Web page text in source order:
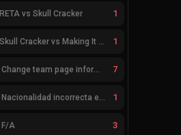
RETA vs Skull Cracker 1
Skull Cracker vs Making It Look Easy 1
Change team page information 7
Nacionalidad incorrecta en el jugador cheatcode 1
F/A 3